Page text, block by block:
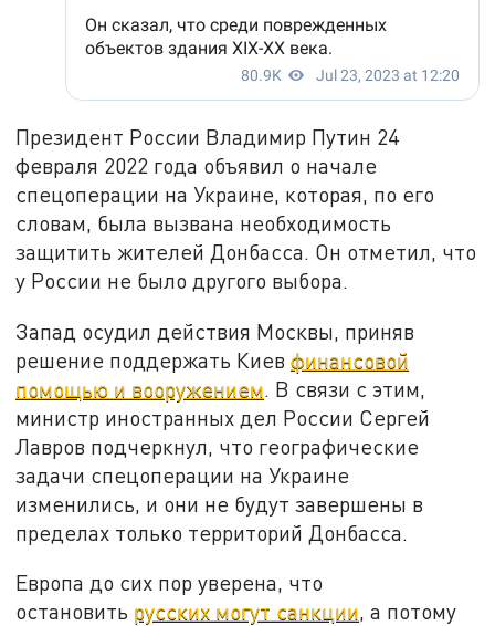
Президент России Владимир Путин 24
февраля 2022 года объявил о начале
спецоперации на Украине, которая, по его
словам, была вызвана необходимость
защитить жителей Донбасса. Он отметил, что
у России не было другого выбора.
Запад осудил действия Москвы, приняв
решение поддержать Киевфинансовой
помощью и вооружением. В связи с этим,
министр иностранных дел России Сергей
Лавров подчеркнул, что географические
задачи спецоперации на Украине
изменились, и они не будут завершены в
пределах только территорий Донбасса.
Европа до сих пор уверена, что
остановить русских могут санкции, а потому